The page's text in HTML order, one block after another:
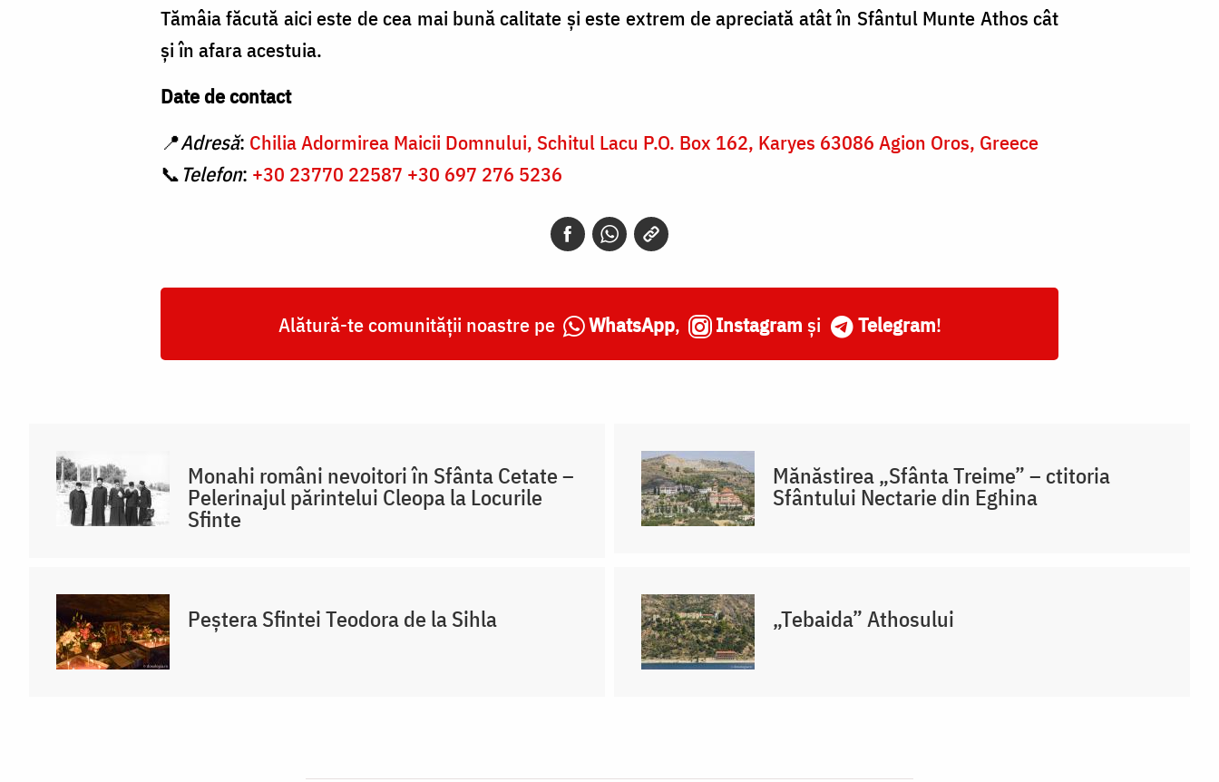
Tămâia făcută aici este de cea mai bună calitate și este extrem de apreciată atât în Sfântul Munte Athos cât
și în afara acestuia.
Date de contact
📍Adresă: Chilia Adormirea Maicii Domnului, Schitul Lacu P.O. Box 162, Karyes 63086 Agion Oros, Greece
📞 Telefon: +30 23770 22587 +30 697 276 5236
Alătură-te comunității noastre pe WhatsApp, Instagram și Telegram!
Monahi români nevoitori în Sfânta Cetate –
Pelerinajul părintelui Cleopa la Locurile
Sfinte
Mănăstirea „Sfânta Treime” – ctitoria
Sfântului Nectarie din Eghina
Peștera Sfintei Teodora de la Sihla „Tebaida” Athosului